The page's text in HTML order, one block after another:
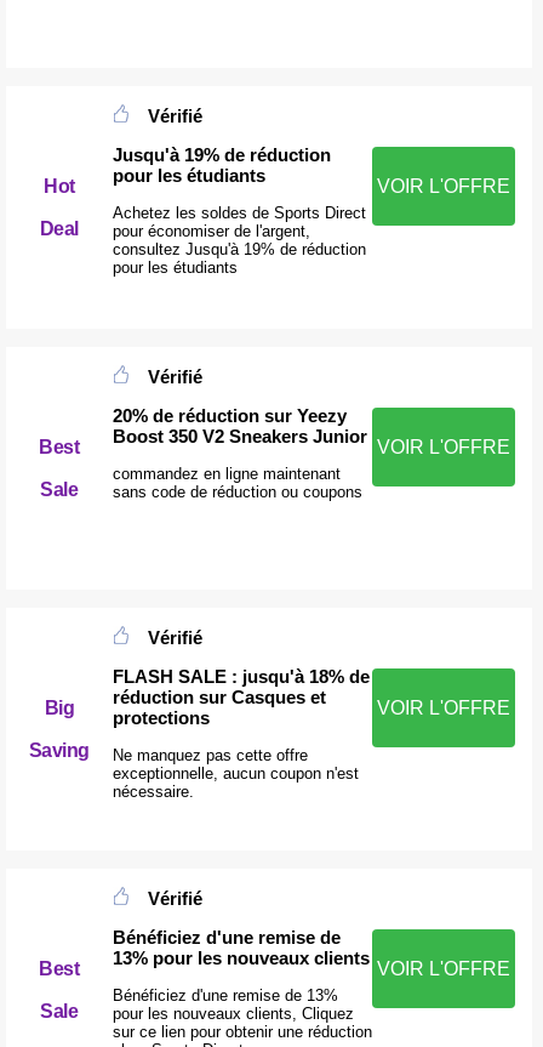
Hot
Deal
Vérifié
Jusqu'à 19% de réduction
pour les étudiants
Achetez les soldes de Sports Direct
pour économiser de l'argent,
consultez Jusqu'à 19% de réduction
pour les étudiants
VOIR L'OFFRE
Best
Sale
Vérifié
20% de réduction sur Yeezy
Boost 350 V2 Sneakers Junior
commandez en ligne maintenant
sans code de réduction ou coupons
VOIR L'OFFRE
Big
Saving
Vérifié
FLASH SALE : jusqu'à 18% de
réduction sur Casques et
protections
Ne manquez pas cette offre
exceptionnelle, aucun coupon n'est
nécessaire.
VOIR L'OFFRE
Best
Sale
Vérifié
Bénéficiez d'une remise de
13% pour les nouveaux clients
Bénéficiez d'une remise de 13%
pour les nouveaux clients, Cliquez
sur ce lien pour obtenir une réduction
VOIR L'OFFRE